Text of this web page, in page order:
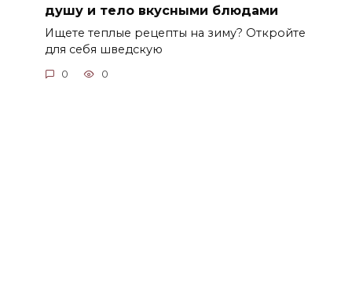
душу и тело вкусными блюдами
Ищете теплые рецепты на зиму? Откройте
для себя шведскую
0 0